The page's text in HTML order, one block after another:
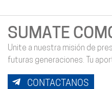
SUMATE
Unite a nuestra misión de
futuras generaciones. Tu
CONTACTANOS